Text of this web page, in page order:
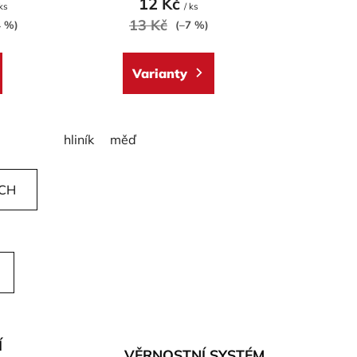
%)
/ ks
13 Kč (–7 %)
Varianty
hliník měď